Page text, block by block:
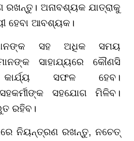
ଅନାବଶ୍ୟକ ଯାତ୍ରାକୁ
ହେବା ଆବଶ୍ୟକ।
ସହ ଅଧିକ ସମୟ
ସାହାଯ୍ୟରେ କୌଣସି
କାର୍ଯ୍ୟ ସଫଳ ହେବ।
ସହଯୋଗ ମିଳିବ।
ରହିବ।
ନିୟନ୍ତ୍ରଣ ରଖନ୍ତୁ, ନଚେତ୍